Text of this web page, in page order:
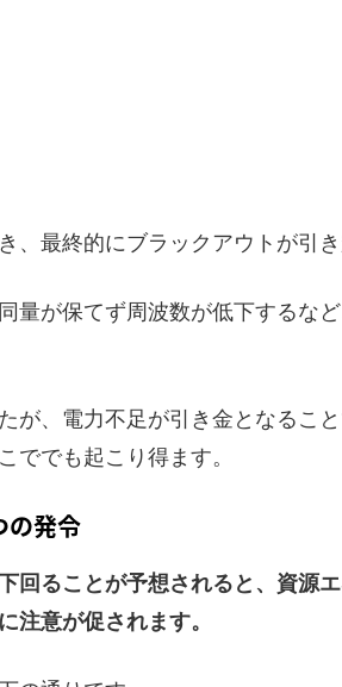
、最終的にブラックアウトが引き
量が保てず周波数が低下するな
が、電力不足が引き金となるこ
ででも起こり得ます。
の発令
回ることが予想されると、資源
注意が促されます。